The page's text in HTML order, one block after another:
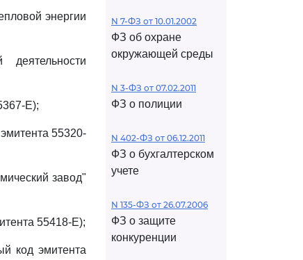
энергии
E);
55320-
завод"
55418-E);
код эмитента
N 7-ФЗ от 10.01.2002
ФЗ об охране
окружающей среды
N 3-ФЗ от 07.02.2011
ФЗ о полиции
N 402-ФЗ от 06.12.2011
ФЗ о бухгалтерском
учете
N 135-ФЗ от 26.07.2006
ФЗ о защите
конкуренции